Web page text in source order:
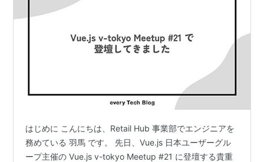
はじめに こんにちは、Retail Hub 事業部でエンジニアを
務めている 羽馬 です。 先日、Vue.js 日本ユーザーグル
ープ主催の Vue.js v-tokyo Meetup #21 に登壇する貴重